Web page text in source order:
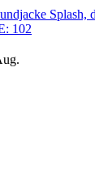
Splash,
102